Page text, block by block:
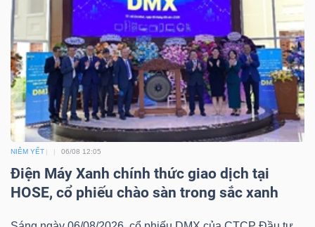
NIÊM YẾT 06/08 12:05
Điện Máy Xanh chính thức giao dịch tại
HOSE, cổ phiếu chào sàn trong sắc xanh
SINH
TRÁI
PHIẾU
CÔNG